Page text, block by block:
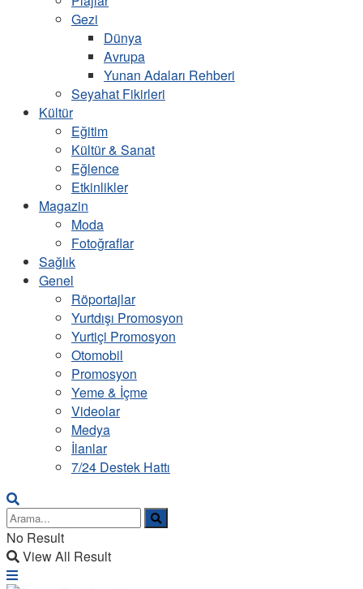
Gezi
Dünya
Avrupa
Yunan Adaları Rehberi
Seyahat Fikirleri
Kültür
Eğitim
Kültür & Sanat
Eğlence
Etkinlikler
Magazin
Moda
Fotoğraflar
Sağlık
Genel
Röportajlar
Yurtdışı Promosyon
Yurtiçi Promosyon
Otomobil
Promosyon
Yeme & İçme
Videolar
Medya
İlanlar
7/24 Destek Hattı
No Result
View All Result